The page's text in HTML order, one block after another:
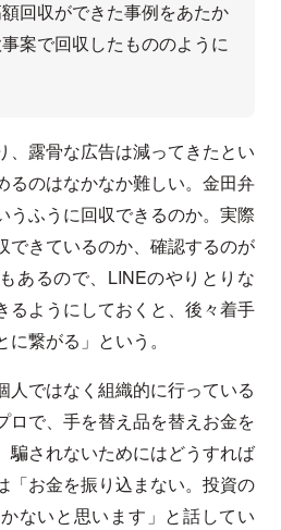
回収ができた事例をあたか
案で回収したもののように
、露骨な広告は減ってきたとい
るのはなかなか難しい。金田弁
うふうに回収できるのか。実際
できているのか、確認するのが
あるので、LINEのやりとりな
るようにしておくと、後々着手
繋がる」という。
人ではなく組織的に行っている
ロで、手を替え品を替えお金を
騙されないためにはどうすれば
「お金を振り込まない。投資の
ないと思います」と話してい